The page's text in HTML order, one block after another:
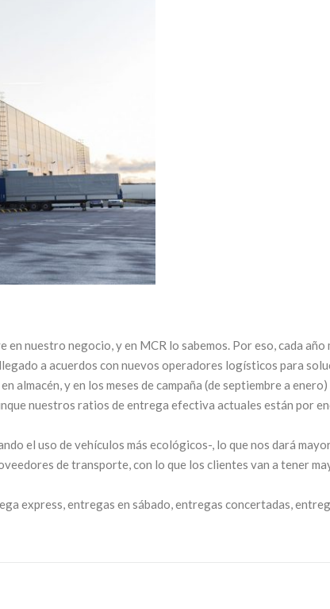
nuestro negocio, y en MCR lo sabemos. Por eso, cada
a acuerdos con nuevos operadores logísticos para
almacén, y en los meses de campaña (de septiembre a
nuestros ratios de entrega efectiva actuales están por
el uso de vehículos más ecológicos-, lo que nos dará
de transporte, con lo que los clientes van a tener
express, entregas en sábado, entregas concertadas,